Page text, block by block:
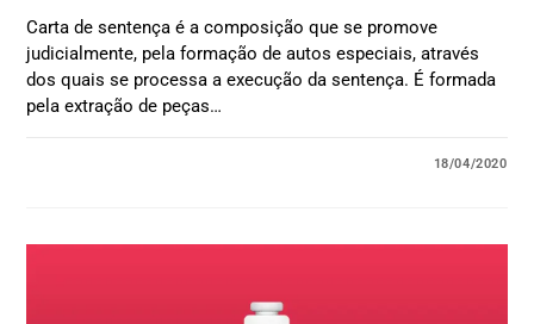
Carta de sentença é a composição que se promove
judicialmente, pela formação de autos especiais, através
dos quais se processa a execução da sentença. É formada
pela extração de peças…
18/04/2020